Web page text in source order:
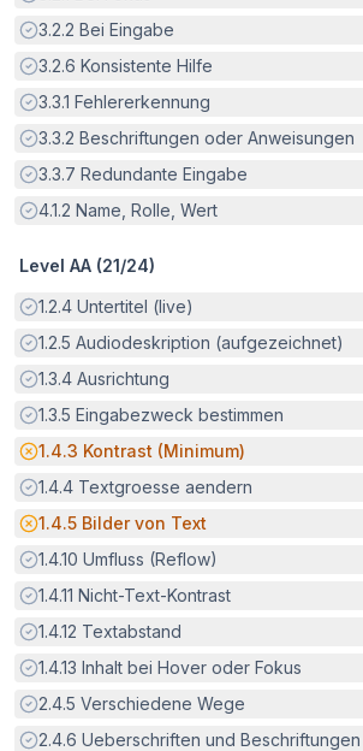
Erfüllt:
3.2.2 Bei Eingabe
Erfüllt:
3.2.6 Konsistente Hilfe
Erfüllt:
3.3.1 Fehlererkennung
Erfüllt:
3.3.2 Beschriftungen oder Anweisungen
Erfüllt:
3.3.7 Redundante Eingabe
Erfüllt:
4.1.2 Name, Rolle, Wert
Level AA (21/24)
Erfüllt:
1.2.4 Untertitel (live)
Erfüllt:
1.2.5 Audiodeskription (aufgezeichnet)
Erfüllt:
1.3.4 Ausrichtung
Erfüllt:
1.3.5 Eingabezweck bestimmen
Potenzielle Barriere:
1.4.3 Kontrast (Minimum)
Erfüllt:
1.4.4 Textgroesse aendern
Potenzielle Barriere:
1.4.5 Bilder von Text
Erfüllt:
1.4.10 Umfluss (Reflow)
Erfüllt:
1.4.11 Nicht-Text-Kontrast
Erfüllt:
1.4.12 Textabstand
Erfüllt:
1.4.13 Inhalt bei Hover oder Fokus
Erfüllt:
2.4.5 Verschiedene Wege
Erfüllt:
2.4.6 Ueberschriften und Beschriftungen